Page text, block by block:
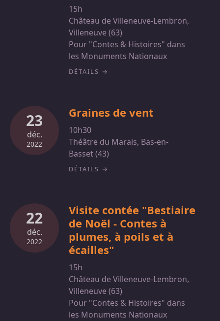
15h
Château de Villeneuve-Lembron,
Villeneuve (63)
Pour "Contes & Histoires" dans
les Monuments Nationaux
DÉTAILS
23
déc.
2022
Graines de vent
10h30
Théâtre du Marais, Bas-en-
Basset (43)
DÉTAILS
22
déc.
2022
Visite contée "Bestiaire
de Noël - Contes à
plumes, à poils et à
écailles"
15h
Château de Villeneuve-Lembron,
Villeneuve (63)
Pour "Contes & Histoires" dans
les Monuments Nationaux